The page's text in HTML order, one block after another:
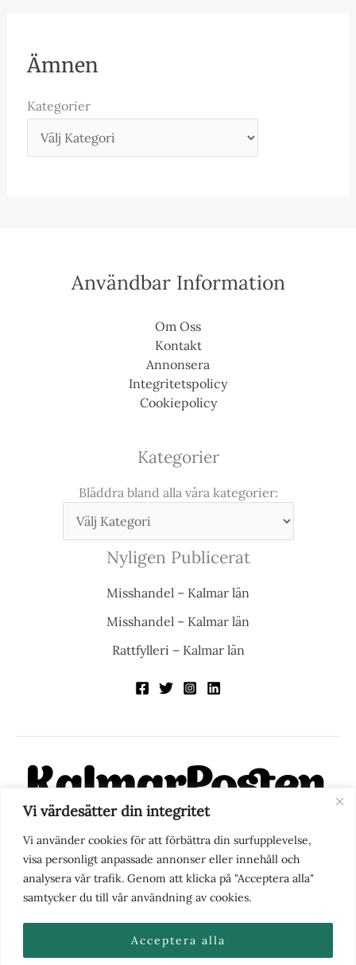
Vi värdesätter din integritet
Vi använder cookies för att förbättra din surfupplevelse,
visa personligt anpassade annonser eller innehåll och
analysera vår trafik. Genom att klicka på "Acceptera alla"
samtycker du till vår användning av cookies.
Acceptera alla
Ämnen
Kategorier
Användbar Information
Om Oss
Kontakt
Annonsera
Integritetspolicy
Cookiepolicy
Kategorier
Bläddra bland alla våra kategorier:
Nyligen Publicerat
Misshandel – Kalmar län
Misshandel – Kalmar län
Rattfylleri – Kalmar län
KalmarPosten är en modern lokalnyhetstidning på nätet. Med
fokus på Kalmarregionen, men också med blick för det större
perspektivet, vill vi vara din självklara kanal för nyheter,
berättelser och engagemang. KalmarPosten grundades 1988 och
fick nya ägare 2025.